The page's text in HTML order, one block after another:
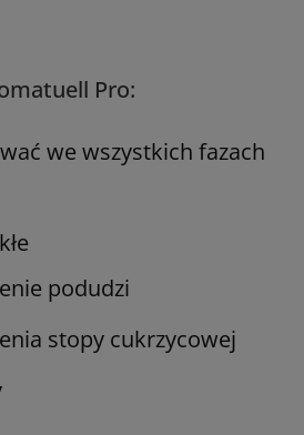
Pro:
we wszystkich fazach
podudzi
stopy cukrzycowej